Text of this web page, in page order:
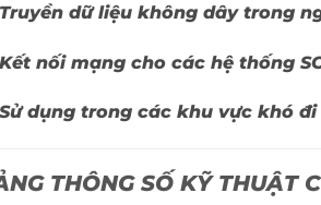
Truyền dữ liệu không dây trong
Kết nối mạng cho các hệ thống
Sử dụng trong các khu vực khó
THÔNG SỐ KỸ THUẬT